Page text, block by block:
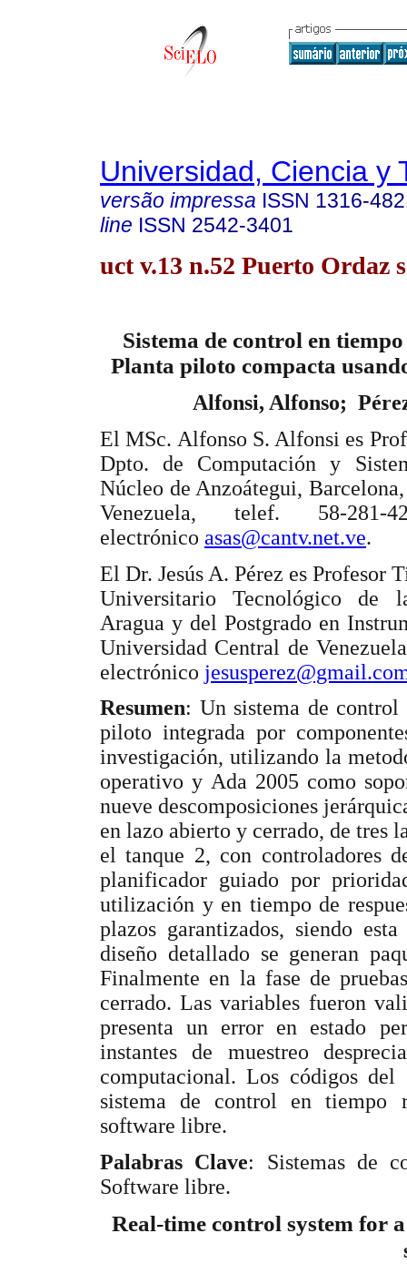
Universidad, Ciencia y
versão impressa ISSN 1316-
line ISSN 2542-3401
uct v.13 n.52 Puerto Ordaz
Sistema de control en
Planta piloto compacta
Alfonsi, Alfonso;
El MSc. Alfonso S. Alfonsi es
Dpto. de Computación y
Núcleo de Anzoátegui,
Venezuela, telef. 58-281-
electrónico asas@cantv.net.ve.
El Dr. Jesús A. Pérez es Profesor
Universitario Tecnológico de
Aragua y del Postgrado en
Universidad Central de
electrónico
Resumen: Un sistema de
piloto integrada por
investigación, utilizando la
operativo y Ada 2005 como
nueve descomposiciones
en lazo abierto y cerrado, de tres
el tanque 2, con controladores
planificador guiado por
utilización y en tiempo de
plazos garantizados, siendo
diseño detallado se generan
Finalmente en la fase de
cerrado. Las variables fueron
presenta un error en estado
instantes de muestreo
computacional. Los códigos
sistema de control en tiempo
software libre.
Palabras Clave: Sistemas de
Software libre.
Real-time control system for